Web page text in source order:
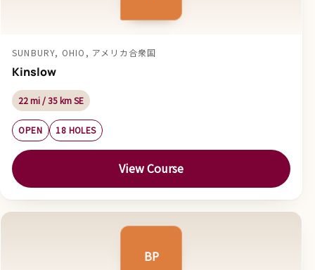
SUNBURY, OHIO, アメリカ合衆国
Kinslow
22 mi / 35 km SE
OPEN 18 HOLES
View Course
BP